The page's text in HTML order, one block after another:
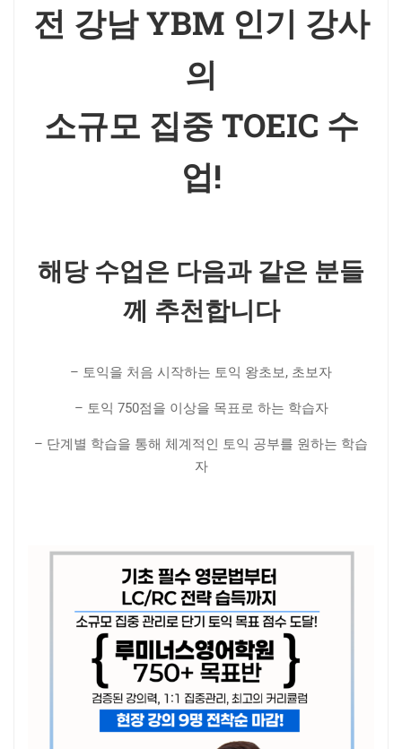
전 강남 YBM 인기 강사
의
소규모 집중 TOEIC 수
업!
해당 수업은 다음과 같은 분들
께 추천합니다
– 토익을 처음 시작하는 토익 왕초보, 초보자
– 토익 750점을 이상을 목표로 하는 학습자
– 단계별 학습을 통해 체계적인 토익 공부를 원하는 학습
자